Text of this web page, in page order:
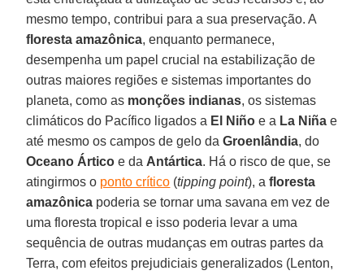
mesmo tempo, contribui para a sua preservação. A
floresta amazônica, enquanto permanece,
desempenha um papel crucial na estabilização de
outras maiores regiões e sistemas importantes do
planeta, como as monções indianas, os sistemas
climáticos do Pacífico ligados a El Niño e a La Niña e
até mesmo os campos de gelo daGroenlândia, do
Oceano Ártico e da Antártica. Há o risco de que, se
atingirmos o ponto crítico (tipping point), afloresta
amazônica poderia se tornar uma savana em vez de
uma floresta tropical e isso poderia levar a uma
sequência de outras mudanças em outras partes da
Terra, com efeitos prejudiciais generalizados (Lenton,